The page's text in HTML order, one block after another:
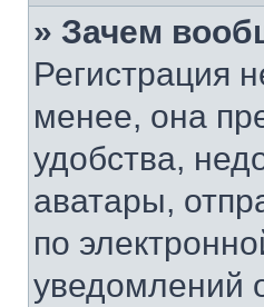
» Зачем
Регистрация
менее, она
удобства,
аватары,
по
уведомлений